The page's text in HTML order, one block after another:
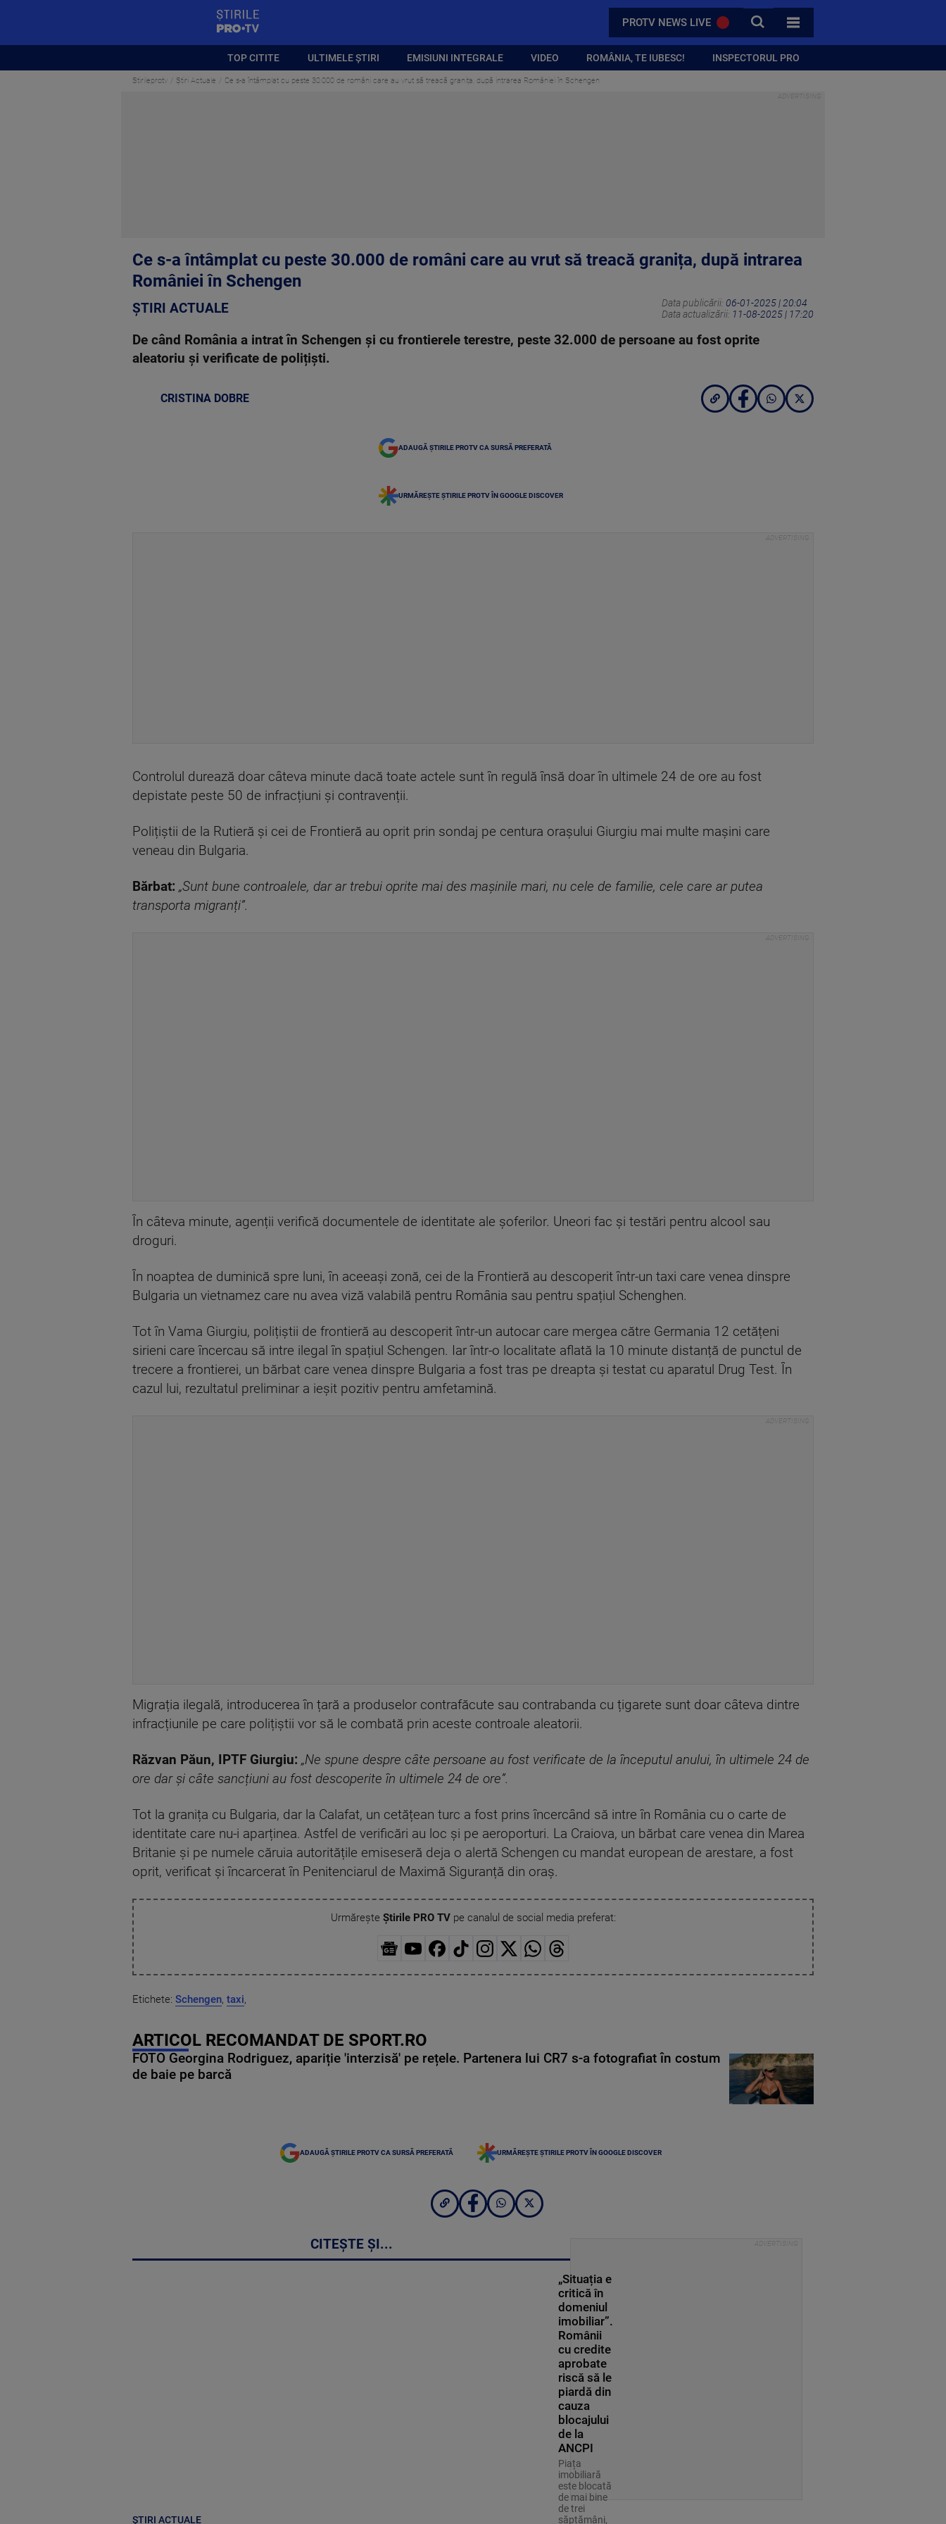
PROTV NEWS LIVE CAUTA
TOATE CATEGORIILE
TOP CITITE ULTIMELE ȘTIRI EMISIUNI INTEGRALE VIDEO ROMÂNIA, TE IUBESC! INSPECTORUL PRO
Stirileprotv Știri Actuale Ce s-a întâmplat cu peste 30.000 de români care au vrut să treacă granița, după intrarea României în Schengen
Ce s-a întâmplat cu peste 30.000 de români care au vrut să treacă granița, după intrarea
României în Schengen
ȘTIRI ACTUALE Data publicării: 06-01-2025 | 20:04
Data actualizării: 11-08-2025 | 17:20
De când România a intrat în Schengen și cu frontierele terestre, peste 32.000 de persoane au fost oprite
aleatoriu și verificate de polițiști.
CRISTINA DOBRE
ADAUGĂ ȘTIRILE PROTV CA SURSĂ PREFERATĂ
URMĂREȘTE ȘTIRILE PROTV ÎN GOOGLE DISCOVER
Controlul durează doar câteva minute dacă toate actele sunt în regulă însă doar în ultimele 24 de ore au fost
depistate peste 50 de infracțiuni și contravenții.
Polițiștii de la Rutieră și cei de Frontieră au oprit prin sondaj pe centura orașului Giurgiu mai multe mașini care
veneau din Bulgaria.
Bărbat: „Sunt bune controalele, dar ar trebui oprite mai des mașinile mari, nu cele de familie, cele care ar putea
transporta migranți”.
În câteva minute, agenții verifică documentele de identitate ale șoferilor. Uneori fac și testări pentru alcool sau
droguri.
În noaptea de duminică spre luni, în aceeași zonă, cei de la Frontieră au descoperit într-un taxi care venea dinspre
Bulgaria un vietnamez care nu avea viză valabilă pentru România sau pentru spațiul Schenghen.
Tot în Vama Giurgiu, polițiștii de frontieră au descoperit într-un autocar care mergea către Germania 12 cetățeni
sirieni care încercau să intre ilegal în spațiul Schengen. Iar într-o localitate aflată la 10 minute distanță de punctul de
trecere a frontierei, un bărbat care venea dinspre Bulgaria a fost tras pe dreapta și testat cu aparatul Drug Test. În
cazul lui, rezultatul preliminar a ieșit pozitiv pentru amfetamină.
Migrația ilegală, introducerea în țară a produselor contrafăcute sau contrabanda cu țigarete sunt doar câteva dintre
infracțiunile pe care polițiștii vor să le combată prin aceste controale aleatorii.
Răzvan Păun, IPTF Giurgiu: „Ne spune despre câte persoane au fost verificate de la începutul anului, în ultimele 24 de
ore dar și câte sancțiuni au fost descoperite în ultimele 24 de ore”.
Tot la granița cu Bulgaria, dar la Calafat, un cetățean turc a fost prins încercând să intre în România cu o carte de
identitate care nu-i aparținea. Astfel de verificări au loc și pe aeroporturi. La Craiova, un bărbat care venea din Marea
Britanie și pe numele căruia autoritățile emiseseră deja o alertă Schengen cu mandat european de arestare, a fost
oprit, verificat și încarcerat în Penitenciarul de Maximă Siguranță din oraș.
Urmărește Știrile PRO TVpe canalul de social media preferat:
Etichete: Schengen, taxi,
ARTICOL RECOMANDAT DE SPORT.RO
FOTO Georgina Rodriguez, apariție 'interzisă' pe rețele. Partenera lui CR7 s-a fotografiat în costum
de baie pe barcă
ADAUGĂ ȘTIRILE PROTV CA SURSĂ PREFERATĂ URMĂREȘTE ȘTIRILE PROTV ÎN GOOGLE DISCOVER
CITEȘTE ȘI...
ȘTIRI ACTUALE
„Situația e
critică în
domeniul
imobiliar”.
Românii
cu credite
aprobate
riscă să le
piardă din
cauza
blocajului
de la
ANCPI
Piața
imobiliară
este blocată
de mai bine
de trei
săptămâni,